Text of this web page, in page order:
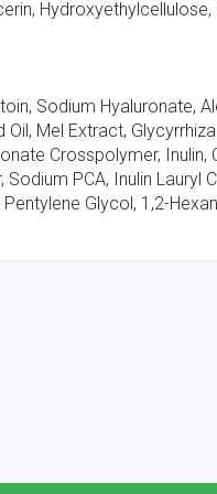
Sodium Hyaluronate,
Mel Extract,
Crosspolymer, Inulin,
PCA, Inulin Lauryl
Glycol, 1,2-